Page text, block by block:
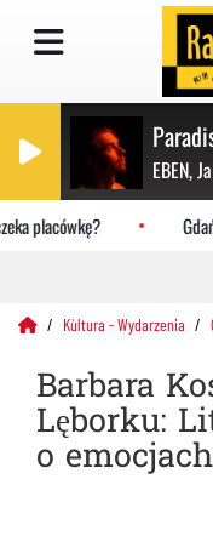
EBEN,
placówkę?
Kùltura - Wydarzenia
Barbara
Lęborku:
o